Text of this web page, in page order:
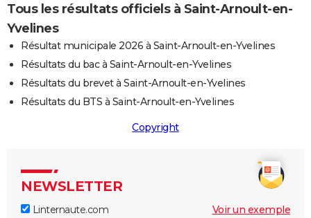
Tous les résultats officiels à Saint-Arnoult-en-
Yvelines
Résultat municipale 2026 à Saint-Arnoult-en-Yvelines
Résultats du bac à Saint-Arnoult-en-Yvelines
Résultats du brevet à Saint-Arnoult-en-Yvelines
Résultats du BTS à Saint-Arnoult-en-Yvelines
Copyright
NEWSLETTER
Linternaute.com Voir un exemple